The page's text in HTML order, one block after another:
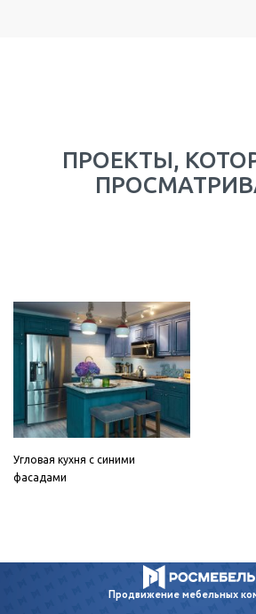
ПРОЕКТЫ,
Угловая кухня с синими
фасадами
Продвижениемебельных